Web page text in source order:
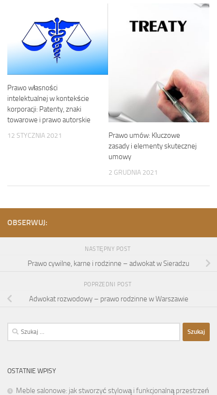
Prawo własności
intelektualnej w kontekście
korporacji: Patenty, znaki
towarowe i prawo autorskie
12 STYCZNIA 2021
Prawo umów: Kluczowe
zasady i elementy skutecznej
umowy
2 GRUDNIA 2021
OBSERWUJ:
NASTĘPNY POST
Prawo cywilne, karne i rodzinne – adwokat w Sieradzu
POPRZEDNI POST
Adwokat rozwodowy – prawo rodzinne w Warszawie
Szukaj:
OSTATNIE WPISY
Meble salonowe: jak stworzyć stylową i funkcjonalną przestrzeń